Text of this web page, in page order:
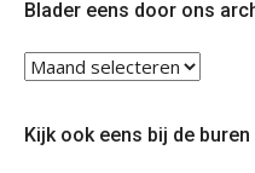
Blader eens door ons
Blader
eens
ons
Kijk ook eens bij de buren